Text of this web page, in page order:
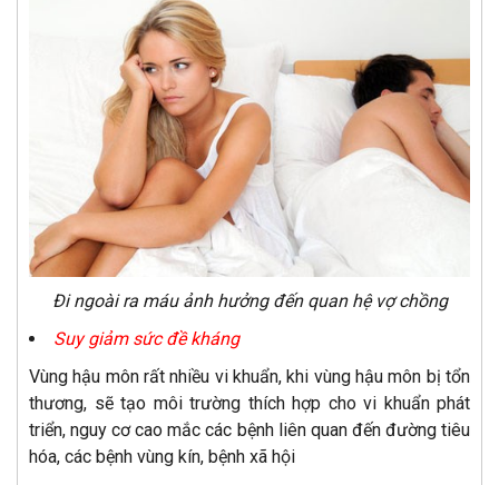
Đi ngoài ra máu ảnh hưởng đến quan hệ vợ chồng
Suy giảm sức đề kháng
Vùng hậu môn rất nhiều vi khuẩn, khi vùng hậu môn bị tổn
thương, sẽ tạo môi trường thích hợp cho vi khuẩn phát
triển, nguy cơ cao mắc các bệnh liên quan đến đường tiêu
hóa, các bệnh vùng kín, bệnh xã hội